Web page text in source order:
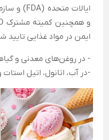
ایمن در مواد غذایی
- در روغن‌های معدنی و
-در آب، اتانول، اتیل